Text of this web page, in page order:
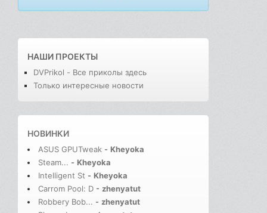
НАШИ ПРОЕКТЫ
DVPrikol - Все приколы здесь
Только интересные новости
НОВИНКИ
ASUS GPUTweak - Kheyoka
Steam... - Kheyoka
Intelligent St - Kheyoka
Carrom Pool: D - zhenyatut
Robbery Bob... - zhenyatut